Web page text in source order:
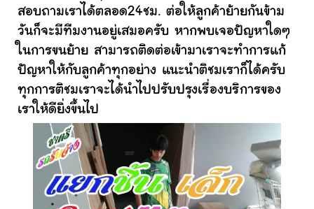
สอบถามเราได้ตลอด24ชม. ต่อให้ลูกค้าย้ายกันข้าม
วันก็จะมีทีมงานอยู่เสมอครับ หากพบเจอปัญหาใดๆ
ในการขนย้าย สามารถติดต่อเข้ามาเราจะทำการแก้
ปัญหาให้กับลูกค้าทุกอย่าง แนะนำติชมเราก็ได้ครับ
ทุกการติชมเราจะได้นำไปปรับปรุงเรื่องบริการของ
เราให้ดียิ่งขึ้นไป